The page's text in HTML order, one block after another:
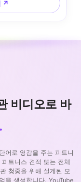
↗
비디오로 바
어로 영감을 주는 피트니
트니스 견적 또는 전체
청중을 위해 설계된 모
을 생성합니다. YouTube